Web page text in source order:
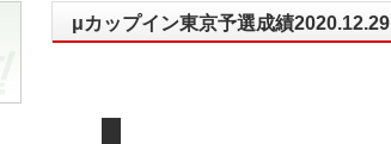
μカップイン東京予選成績2020.12.29